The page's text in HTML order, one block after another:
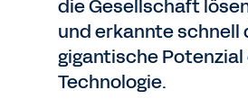
die Gesellschaft
und erkannte schnell
gigantische
Technologie.